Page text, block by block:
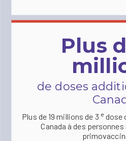
Plus
de doses
Plus de 19 millions de 3 e dose
Canada à des